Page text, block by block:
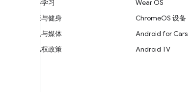
机器学习
健康与健身
相机与媒体
隐私权政策
Wear OS
ChromeOS 设备
Android for Cars
Android TV